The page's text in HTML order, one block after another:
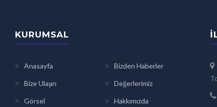
KURUMSAL
Anasayfa Bizden Haberler
Bize Ulaşın Değerlerimiz
Görsel Hakkımızda